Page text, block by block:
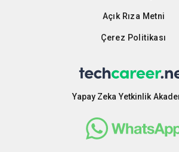
Açık Rıza Metni
Çerez Politikası
Yapay Zeka Yetkinlik